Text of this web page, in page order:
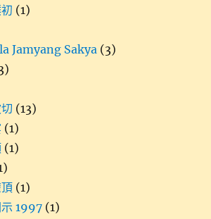
(1)
Jamyang Sakya (3)
(13)
(1)
(1)
(1)
1997 (1)